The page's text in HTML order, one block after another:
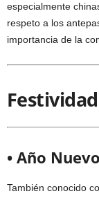
especialmente
respeto a los
importancia de la
• Año
También conocido